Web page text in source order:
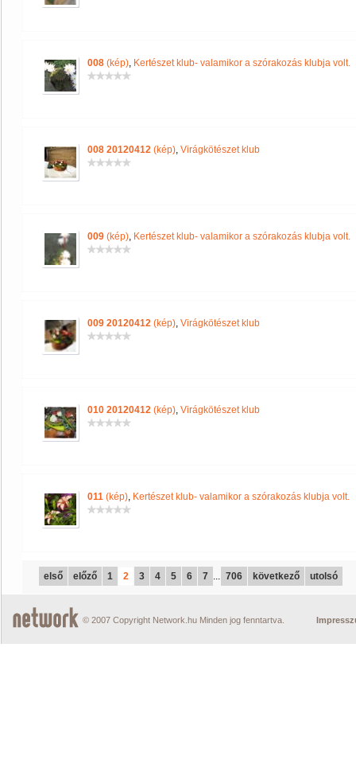
008 (kép), Kertészet klub- valamikor a szórakozás klubja volt.
008 20120412 (kép), Virágkötészet klub
009 (kép), Kertészet klub- valamikor a szórakozás klubja volt.
009 20120412 (kép), Virágkötészet klub
010 20120412 (kép), Virágkötészet klub
011 (kép), Kertészet klub- valamikor a szórakozás klubja volt.
első előző 1 2 3 4 5 6 7 ... 706 következő utolsó
© 2007 Copyright Network.hu Minden jog fenntartva.